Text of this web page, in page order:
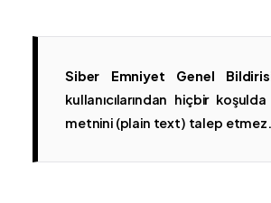
Siber Emniyet Genel
kullanıcılarından hiçbir
metnini (plain text) talep etmez.